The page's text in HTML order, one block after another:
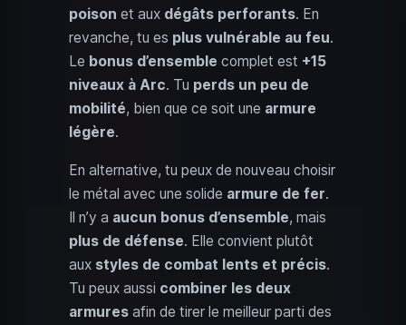
poison et aux dégâts perforants. En
revanche, tu es plus vulnérable au feu.
Le bonus d’ensemble complet est +15
niveaux à Arc. Tu perds un peu de
mobilité, bien que ce soit une armure
légère.
En alternative, tu peux de nouveau choisir
le métal avec une solide armure de fer.
Il n’y a aucun bonus d’ensemble, mais
plus de défense. Elle convient plutôt
aux styles de combat lents et précis.
Tu peux aussi combiner les deux
armures afin de tirer le meilleur parti des